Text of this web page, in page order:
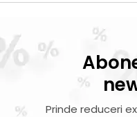
Prinde reduceri